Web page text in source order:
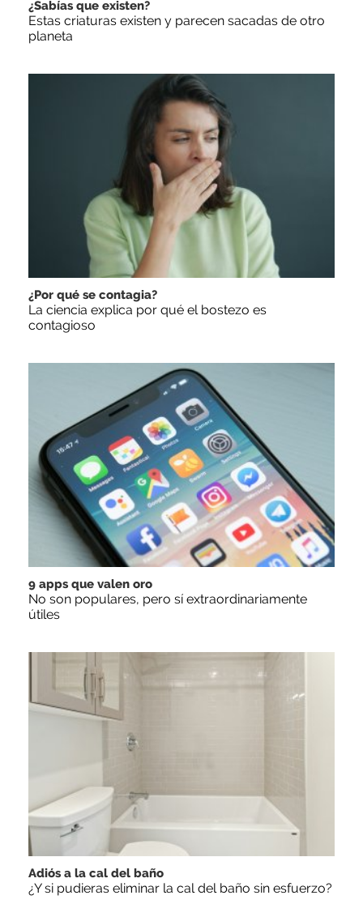
¿Sabías que existen?
Estas criaturas existen y parecen sacadas de otro
planeta
¿Por qué se contagia?
La ciencia explica por qué el bostezo es
contagioso
9 apps que valen oro
No son populares, pero sí extraordinariamente
útiles
Adiós a la cal del baño
¿Y si pudieras eliminar la cal del baño sin esfuerzo?